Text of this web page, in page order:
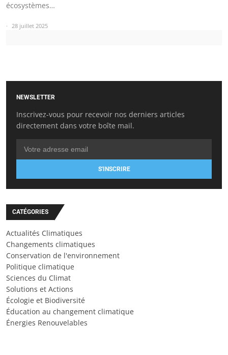
écosystèmes…
28 juillet 2025
NEWSLETTER
Inscrivez-vous pour recevoir nos derniers articles
directement dans votre boîte mail.
S'INSCRIRE
CATÉGORIES
Actualités Climatiques
Changements climatiques
Conservation de l'environnement
Politique climatique
Sciences du Climat
Solutions et Actions
Écologie et Biodiversité
Éducation au changement climatique
Énergies Renouvelables